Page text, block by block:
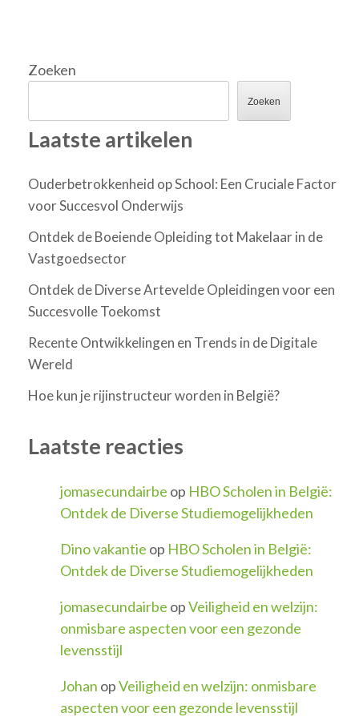
Zoeken
Zoeken
Laatste artikelen
Ouderbetrokkenheid op School: Een Cruciale Factor
voor Succesvol Onderwijs
Ontdek de Boeiende Opleiding tot Makelaar in de
Vastgoedsector
Ontdek de Diverse Artevelde Opleidingen voor een
Succesvolle Toekomst
Recente Ontwikkelingen en Trends in de Digitale
Wereld
Hoe kun je rijinstructeur worden in België?
Laatste reacties
jomasecundairbe op HBO Scholen in België:
Ontdek de Diverse Studiemogelijkheden
Dino vakantie op HBO Scholen in België:
Ontdek de Diverse Studiemogelijkheden
jomasecundairbe opVeiligheid en welzijn:
onmisbare aspecten voor een gezonde
levensstijl
Johan opVeiligheid en welzijn: onmisbare
aspecten voor een gezonde levensstijl